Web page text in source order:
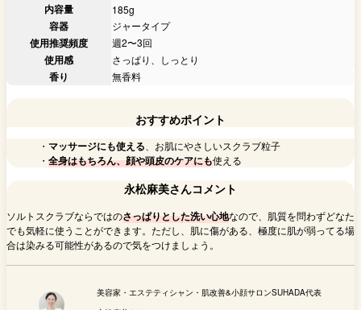
内容量 185g
容器 ジャータイプ
使用推奨頻度 週2〜3回
使用感 さっぱり、しっとり
香り 無香料
おすすめポイント
・ マッサージにも使える 、お肌にやさしいスクラブ粒子
・ 全身はもちろん、顔や頭皮のケアにも使える
永松麻美さんコメント
ソルトスクラブならではのさっぱりとした洗い心地なので、肌質を問わずどなた
でも気軽に使うことができます。ただし、肌に傷がある、極度に肌が弱ってる場
合は染みる可能性があるので気をつけましょう。
美容家・エステティシャン・肌改善&小顔サロンSUHADA代表